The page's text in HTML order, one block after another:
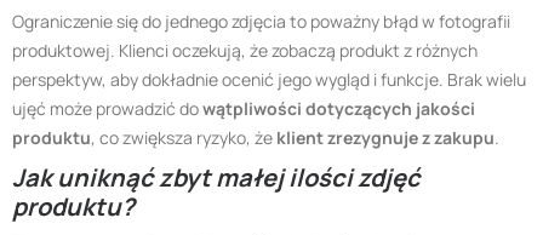
Ograniczenie się do jednego zdjęcia to poważny błąd w fotografii
produktowej. Klienci oczekują, że zobaczą produkt z różnych
perspektyw, aby dokładnie ocenić jego wygląd i funkcje. Brak wielu
ujęć może prowadzić dowątpliwości dotyczących jakości
produktu, co zwiększa ryzyko, że klient zrezygnuje z zakupu.
Jak uniknąć zbyt małej ilości zdjęć
produktu?